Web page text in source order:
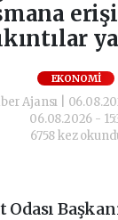
EKONOMI
Ajansı |
06.08.2026 -
6758 kez